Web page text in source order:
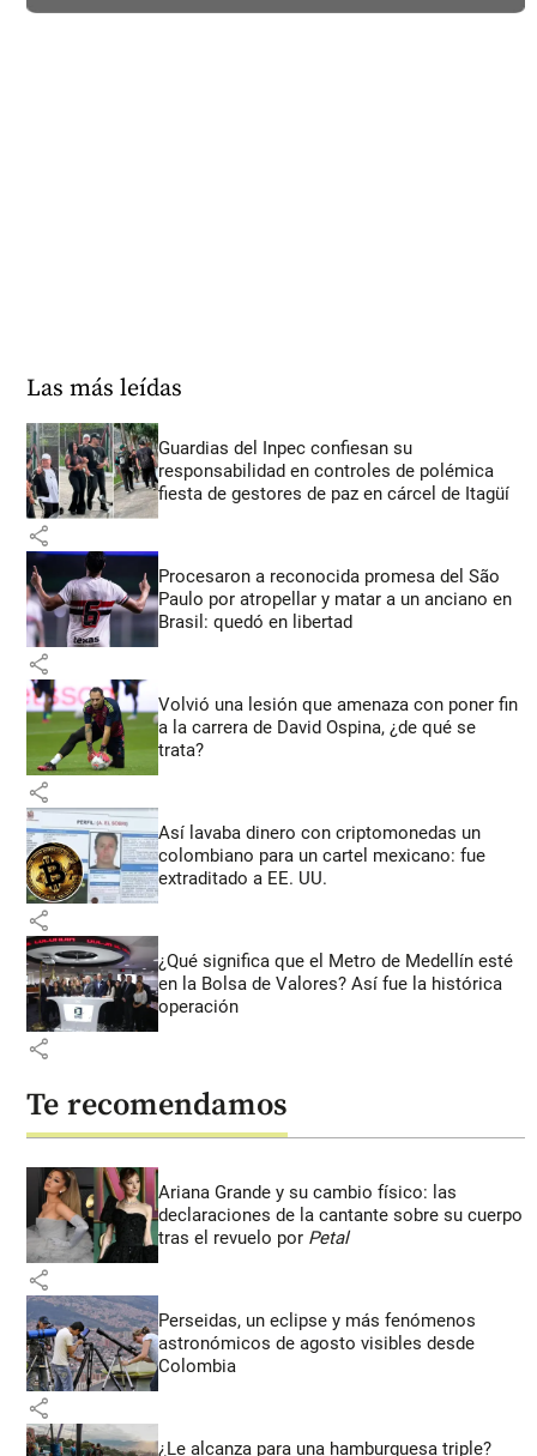
Las más leídas
Guardias del Inpec confiesan su
responsabilidad en controles de polémica
fiesta de gestores de paz en cárcel de Itagüí
share
Procesaron a reconocida promesa del São
Paulo por atropellar y matar a un anciano en
Brasil: quedó en libertad
share
Volvió una lesión que amenaza con poner fin
a la carrera de David Ospina, ¿de qué se
trata?
share
Así lavaba dinero con criptomonedas un
colombiano para un cartel mexicano: fue
extraditado a EE. UU.
share
¿Qué significa que el Metro de Medellín esté
en la Bolsa de Valores? Así fue la histórica
operación
share
Te recomendamos
Ariana Grande y su cambio físico: las
declaraciones de la cantante sobre su cuerpo
tras el revuelo por Petal
share
Perseidas, un eclipse y más fenómenos
astronómicos de agosto visibles desde
Colombia
share
¿Le alcanza para una hamburguesa triple?